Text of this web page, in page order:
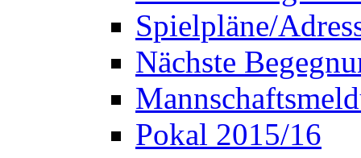
Spielpläne/
Nächste
Pokal 2015/16